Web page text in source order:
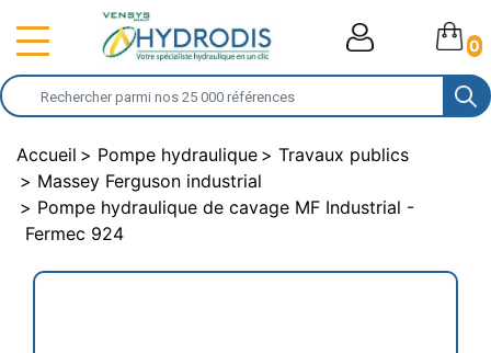
0
Accueil Pompe hydraulique
Travaux publics
Massey Ferguson industrial
Pompe hydraulique de cavage MF Industrial -
Fermec 924